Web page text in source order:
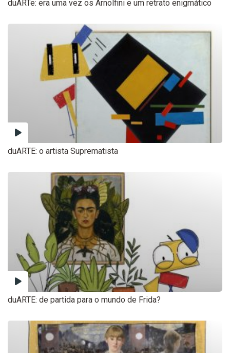
duARTe: era uma vez os Arnolfini e um retrato enigmático
duARTE: o artista Suprematista
duARTE: de partida para o mundo de Frida?